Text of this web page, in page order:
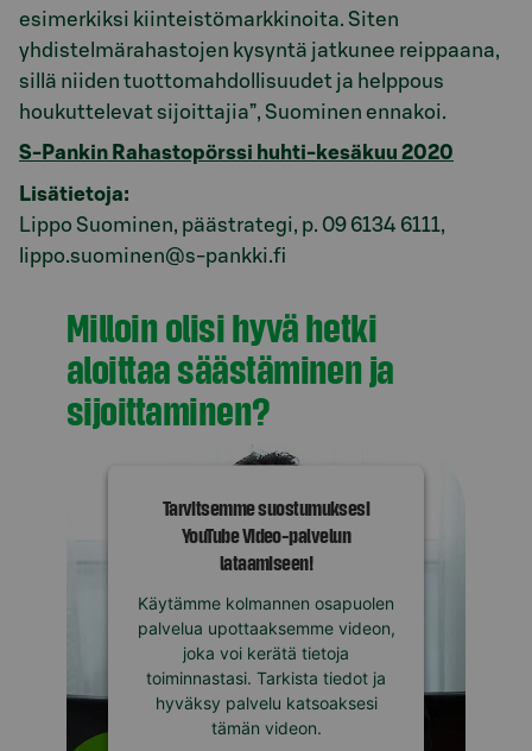
esimerkiksi kiinteistömarkkinoita. Siten
yhdistelmärahastojen kysyntä jatkunee reippaana,
sillä niiden tuottomahdollisuudet ja helppous
houkuttelevat sijoittajia”, Suominen ennakoi.
S-Pankin Rahastopörssi huhti-kesäkuu 2020
Lisätietoja:
Lippo Suominen, päästrategi, p. 09 6134 6111,
lippo.suominen@s-pankki.fi
Milloin olisi hyvä hetki
aloittaa säästäminen ja
sijoittaminen?
Tarvitsemme suostumuksesi
YouTube Video-palvelun
lataamiseen!
Käytämme kolmannen osapuolen
palvelua upottaaksemme videon,
joka voi kerätä tietoja
toiminnastasi. Tarkista tiedot ja
hyväksy palvelu katsoaksesi
tämän videon.